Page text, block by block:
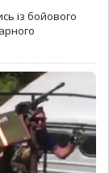
із бойового